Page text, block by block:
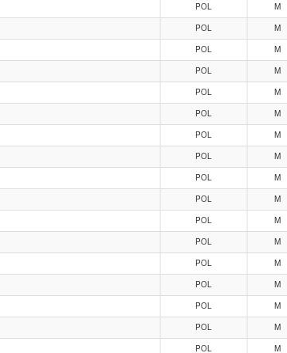
POL M
POL M
POL M
POL M
POL M
POL M
POL M
POL M
POL M
POL M
POL M
POL M
POL M
POL M
POL M
POL M
POL M